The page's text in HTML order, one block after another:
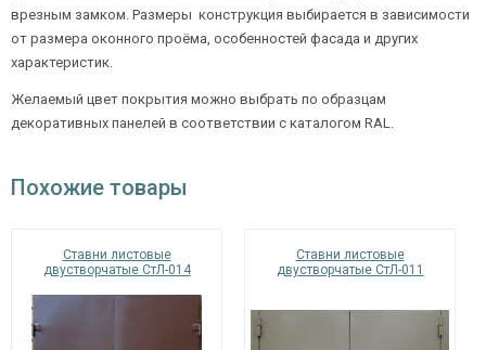
врезным замком. Размеры конструкция выбирается в зависимости
от размера оконного проёма, особенностей фасада и других
характеристик.
Желаемый цвет покрытия можно выбрать по образцам
декоративных панелей в соответствии с каталогом RAL.
Похожие товары
Ставни листовые
двустворчатые СтЛ-014
Ставни листовые
двустворчатые СтЛ-011